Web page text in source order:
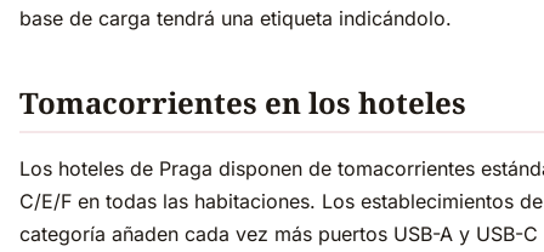
base de carga tendrá una etiqueta indicándolo.
Tomacorrientes en los hoteles
Los hoteles de Praga disponen de tomacorrientes
C/E/F en todas las habitaciones. Los establecimientos
categoría añaden cada vez más puertos USB-A y USB-C